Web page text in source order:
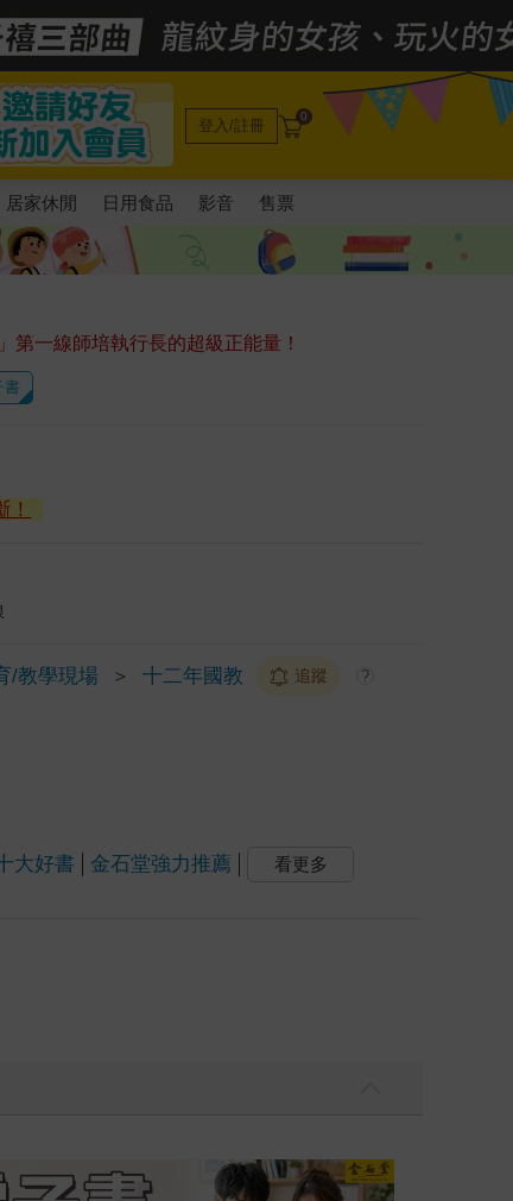
登入/註冊 0
居家休閒 日用食品 影音 售票
第一線師培執行長的超級正能量！
書
/教學現場 ＞ 十二年國教 追蹤 ?
大好書 金石堂強力推薦 看更多
〉第二波